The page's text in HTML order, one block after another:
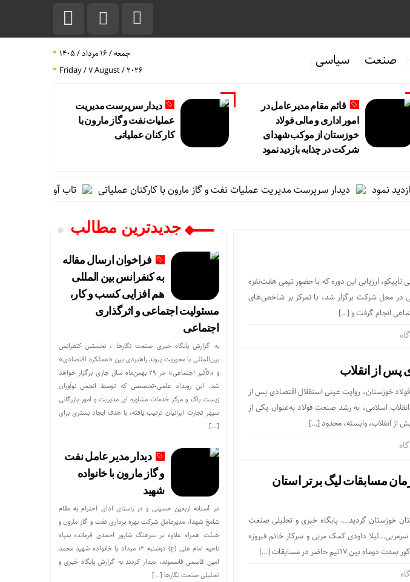
صنعت سیاسی
جمعه / ۱۶ مرداد / ۱۴۰۵
Friday / 7 August / 2026
قائم مقام مدیرعامل در
امور اداری و مالی فولاد
خوزستان از موکب شهدای
شرکت در چذابه بازدید نمود
دیدار سرپرست مدیریت
عملیات نفت و گاز مارون با
کارکنان عملیاتی
نمود دیدار سرپرست مدیریت عملیات نفت و گاز مارون با کارکنان عملیاتی تاب آوری، وجه تمایز
ارزیابی این دوره که با حضور تیمی هفت‌نفره
در محل شرکت برگزار شد، با تمرکز بر شاخص‌های
انجام گرفت و […]
پس از انقلاب
خوزستان، روایت عینی استقلال اقتصادی پس از
اسلامی، به رشد صنعت فولاد به‌عنوان یکی از
از انقلاب، وابسته، محدود […]
مسابقات لیگ برتر استان
خوزستان گردید…. پایگاه خبری و تحلیلی صنعت
داودی کمک مربی و سرکار خانم فیروزه
حاضر در مسابقات […]
جدیدترین مطالب
فراخوان ارسال مقاله
به کنفرانس بین المللی
هم افزایی کسب و کار،
مسئولیت اجتماعی و اثرگذاری
اجتماعی
به گزارش پایگاه خبری صنعت نگارها ، نخستین کنفرانس
بین‌المللی با محوریت پیوند راهبردی بین «عملکرد اقتصادی»
و «تأثیر اجتماعی» در ۲۹ بهمن‌ماه سال جاری برگزار خواهد
شد. این رویداد علمی-تخصصی که توسط انجمن نوآوران
زیست پاک و مرکز خدمات مشاوره ای مدیریت و امور بازرگانی
سپهر تجارت ایرانیان ترتیب یافته، با هدف ایجاد بستری برای
[…]
دیدار مدیر عامل نفت
و گاز مارون با خانواده
شهید
در آستانه اربعین حسینی و در راستای ادای احترام به مقام
شامخ شهدا، مدیرعامل شرکت بهره برداری نفت و گاز مارون و
هیئت همراه علاوه بر سرهنگ شاپور احمدی فرمانده سپاه
ناحیه امام علی (ع) دوشنبه ۱۲ مرداد با خانواده شهید محمد
امین قاسمی قاسموند، دیدار کردند به گزارش پایگاه خبری و
تحلیلی صنعت نگارها […]